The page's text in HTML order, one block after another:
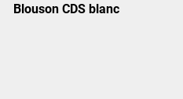
Blouson CDS blanc